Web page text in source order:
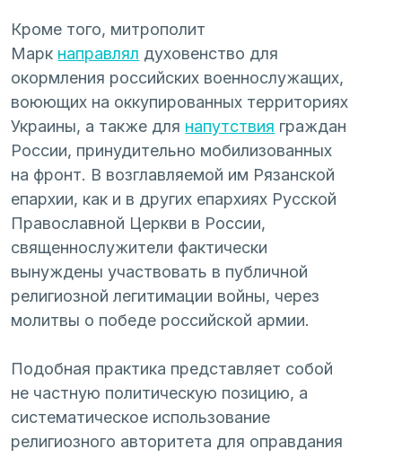
Кроме того, митрополит
Марк направлял духовенство для
окормления российских военнослужащих,
воюющих на оккупированных территориях
Украины, а также для напутствия граждан
России, принудительно мобилизованных
на фронт. В возглавляемой им Рязанской
епархии, как и в других епархиях Русской
Православной Церкви в России,
священнослужители фактически
вынуждены участвовать в публичной
религиозной легитимации войны, через
молитвы о победе российской армии.
Подобная практика представляет собой
не частную политическую позицию, а
систематическое использование
религиозного авторитета для оправдания